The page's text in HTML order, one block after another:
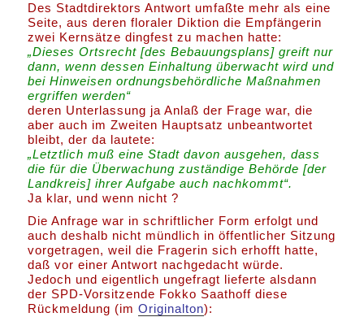
Des Stadtdirektors Antwort umfaßte mehr als eine
Seite, aus deren floraler Diktion die Empfängerin
zwei Kernsätze dingfest zu machen hatte:
„Dieses Ortsrecht [des Bebauungsplans] greift nur
dann, wenn dessen Einhaltung überwacht wird und
bei Hinweisen ordnungsbehördliche Maßnahmen
ergriffen werden“
deren Unterlassung ja Anlaß der Frage war, die
aber auch im Zweiten Hauptsatz unbeantwortet
bleibt, der da lautete:
„Letztlich muß eine Stadt davon ausgehen, dass
die für die Überwachung zuständige Behörde [der
Landkreis] ihrer Aufgabe auch nachkommt“.
Ja klar, und wenn nicht ?
Die Anfrage war in schriftlicher Form erfolgt und
auch deshalb nicht mündlich in öffentlicher Sitzung
vorgetragen, weil die Fragerin sich erhofft hatte,
daß vor einer Antwort nachgedacht würde.
Jedoch und eigentlich ungefragt lieferte alsdann
der SPD-Vorsitzende Fokko Saathoff diese
Rückmeldung (imOriginalton):